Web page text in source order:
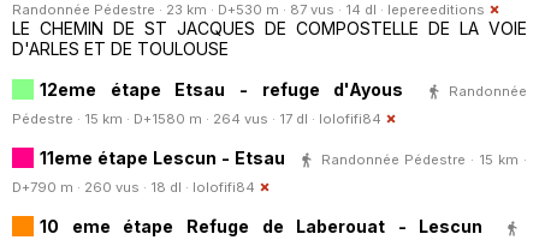
Randonnée Pédestre · 23 km · D+530 m · 87 vus · 14 dl · lepereeditions
LE CHEMIN DE ST JACQUES DE COMPOSTELLE DE LA VOIE
D'ARLES ET DE TOULOUSE
12eme étape Etsau - refuge d'Ayous
Randonnée
Pédestre · 15 km · D+1580 m · 264 vus · 17 dl · lolofifi84
11eme étape Lescun - Etsau
Randonnée Pédestre · 15 km ·
D+790 m · 260 vus · 18 dl · lolofifi84
10 eme étape Refuge de Laberouat - Lescun